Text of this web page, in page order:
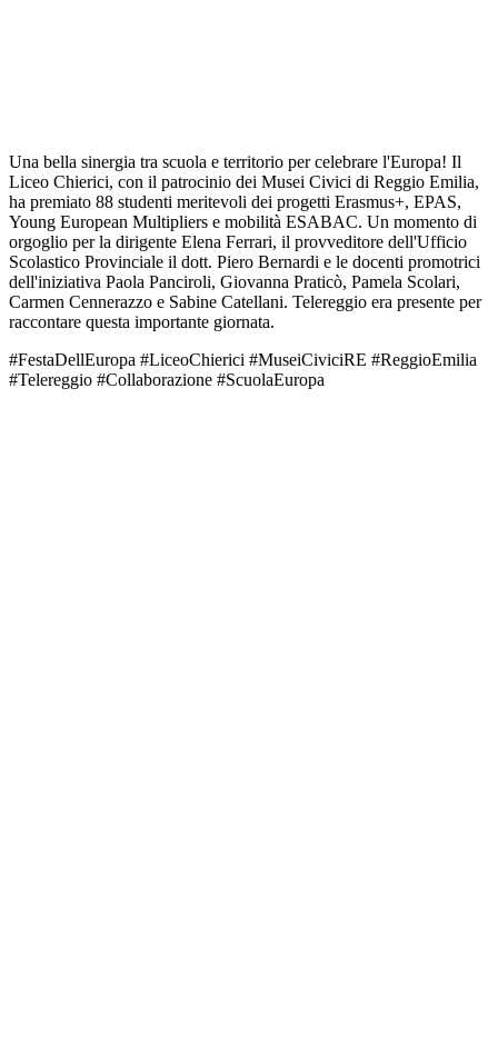
Una bella sinergia tra scuola e territorio per celebrare l'Europa! Il
Liceo Chierici, con il patrocinio dei Musei Civici di Reggio Emilia,
ha premiato 88 studenti meritevoli dei progetti Erasmus+, EPAS,
Young European Multipliers e mobilità ESABAC. Un momento di
orgoglio per la dirigente Elena Ferrari, il provveditore dell'Ufficio
Scolastico Provinciale il dott. Piero Bernardi e le docenti promotrici
dell'iniziativa Paola Panciroli, Giovanna Praticò, Pamela Scolari,
Carmen Cennerazzo e Sabine Catellani. Telereggio era presente per
raccontare questa importante giornata.
#FestaDellEuropa #LiceoChierici #MuseiCiviciRE #ReggioEmilia
#Telereggio #Collaborazione #ScuolaEuropa